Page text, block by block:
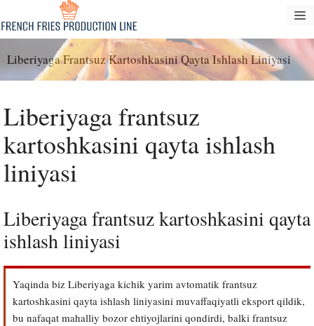
oʻtish
Liberiyaga Frantsuz Kartoshkasini Qayta Ishlash Liniyasi
Liberiyaga frantsuz
kartoshkasini qayta ishlash
liniyasi
Liberiyaga frantsuz kartoshkasini qayta
ishlash liniyasi
Yaqinda biz Liberiyaga kichik yarim avtomatik frantsuz
kartoshkasini qayta ishlash liniyasini muvaffaqiyatli eksport qildik,
bu nafaqat mahalliy bozor ehtiyojlarini qondirdi, balki frantsuz